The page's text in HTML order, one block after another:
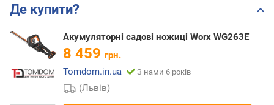
Де купити?
Акумуляторні садові ножиці Worx WG263E
8 459 грн.
Tomdom.in.ua
З нами 6 років
(Львів)